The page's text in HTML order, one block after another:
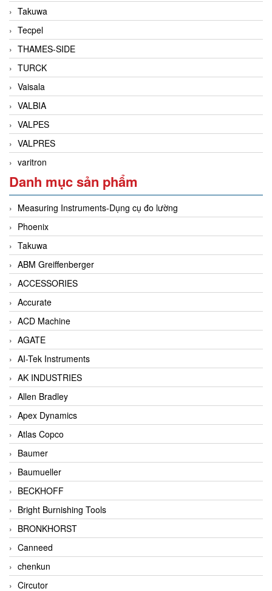
Takuwa
Tecpel
THAMES-SIDE
TURCK
Vaisala
VALBIA
VALPES
VALPRES
varitron
Danh mục sản phẩm
Measuring Instruments-Dụng cụ đo lường
Phoenix
Takuwa
ABM Greiffenberger
ACCESSORIES
Accurate
ACD Machine
AGATE
AI-Tek Instruments
AK INDUSTRIES
Allen Bradley
Apex Dynamics
Atlas Copco
Baumer
Baumueller
BECKHOFF
Bright Burnishing Tools
BRONKHORST
Canneed
chenkun
Circutor